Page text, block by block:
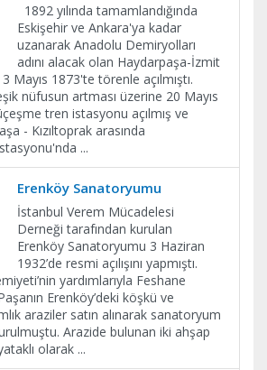
1892 yılında tamamlandığında
Eskişehir ve Ankara'ya kadar
uzanarak Anadolu Demiryolları
adını alacak olan Haydarpaşa-İzmit
Mayıs 1873'te törenle açılmıştı.
nüfusun artması üzerine 20 Mayıs
tren istasyonu açılmış ve
- Kızıltoprak arasında
...
Erenköy Sanatoryumu
İstanbul Verem Mücadelesi
Derneği tarafından kurulan
Erenköy Sanatoryumu 3 Haziran
1932’de resmi açılışını yapmıştı.
yardımlarıyla Feshane
Erenköy’deki köşkü ve
araziler satın alınarak sanatoryum
Arazide bulunan iki ahşap
olarak ...